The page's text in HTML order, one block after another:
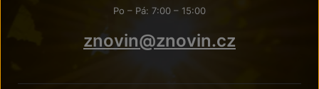
Po – Pá: 7:00 – 15:00
znovin@znovin.cz